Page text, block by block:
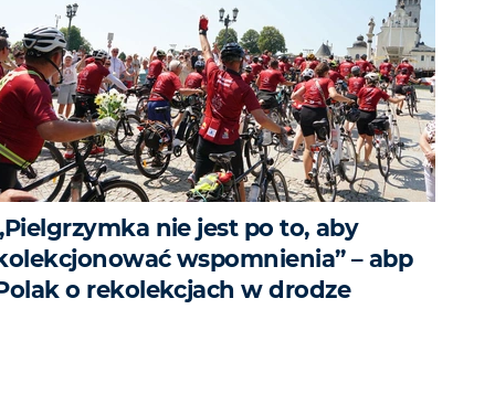
nie jest po to, aby
wspomnienia” – abp
o rekolekcjach w drodze